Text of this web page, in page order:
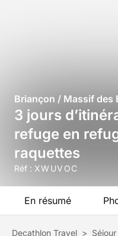
Briançon / Massif des
3 jours
refuge en
raquettes
Réf : XWUVOC
En résumé
Decathlon Travel >